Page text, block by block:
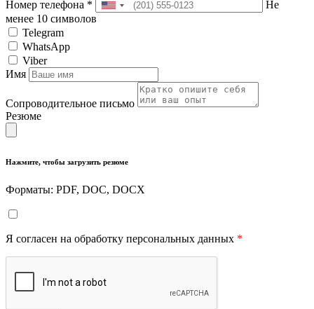
Номер телефона *
Не
менее 10 символов
Telegram
WhatsApp
Viber
Имя
Сопроводительное письмо
Резюме
Нажмите, чтобы загрузить резюме
Форматы: PDF, DOC, DOCX
Я согласен на обработку персональных данных *